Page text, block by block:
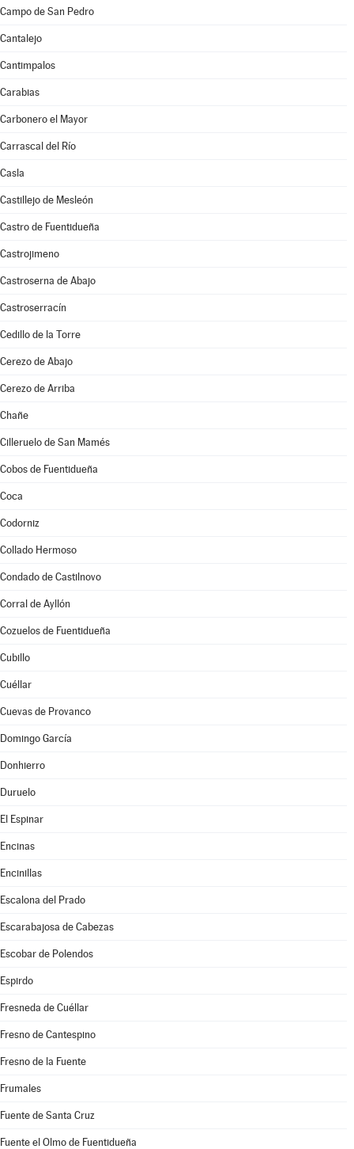
Campo de San Pedro
Cantalejo
Cantimpalos
Carabias
Carbonero el Mayor
Carrascal del Río
Casla
Castillejo de Mesleón
Castro de Fuentidueña
Castrojimeno
Castroserna de Abajo
Castroserracín
Cedillo de la Torre
Cerezo de Abajo
Cerezo de Arriba
Chañe
Cilleruelo de San Mamés
Cobos de Fuentidueña
Coca
Codorniz
Collado Hermoso
Condado de Castilnovo
Corral de Ayllón
Cozuelos de Fuentidueña
Cubillo
Cuéllar
Cuevas de Provanco
Domingo García
Donhierro
Duruelo
El Espinar
Encinas
Encinillas
Escalona del Prado
Escarabajosa de Cabezas
Escobar de Polendos
Espirdo
Fresneda de Cuéllar
Fresno de Cantespino
Fresno de la Fuente
Frumales
Fuente de Santa Cruz
Fuente el Olmo de Fuentidueña